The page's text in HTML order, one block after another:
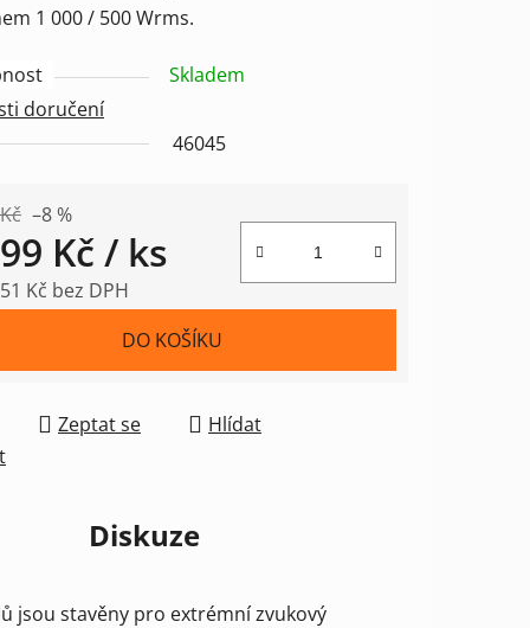
1 000 / 500 Wrms.
Skladem
doručení
46045
–8 %
Kč / ks
Kč bez DPH
DO KOŠÍKU
Zeptat se
Hlídat
Diskuze
jsou stavěny pro extrémní zvukový